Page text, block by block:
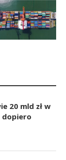
20 mld zł w
dopiero